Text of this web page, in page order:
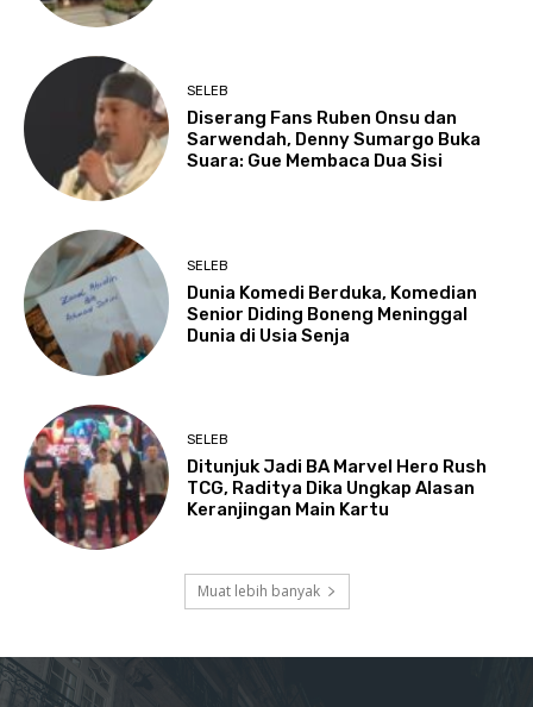
SELEB
Diserang Fans Ruben Onsu dan
Sarwendah, Denny Sumargo Buka
Suara: Gue Membaca Dua Sisi
SELEB
Dunia Komedi Berduka, Komedian
Senior Diding Boneng Meninggal
Dunia di Usia Senja
SELEB
Ditunjuk Jadi BA Marvel Hero Rush
TCG, Raditya Dika Ungkap Alasan
Keranjingan Main Kartu
Muat lebih banyak